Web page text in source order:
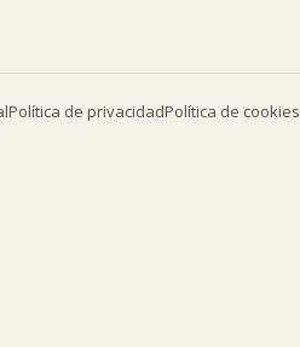
Política de privacidadPolítica de cookies